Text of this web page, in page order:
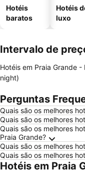
Hotéis
baratos
Hotéis
luxo
Intervalo de
Hotéis em Praia Grande -
night)
Perguntas
Quais são os melhores
Quais são os melhores
Quais são os melhores
Praia Grande?
Quais são os melhores
Quais são os melhores
Hotéis em Praia